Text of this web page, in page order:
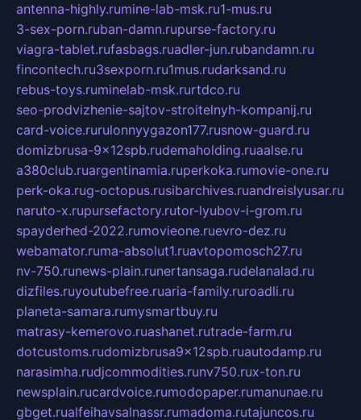
antenna-highly.rumine-lab-msk.ru1-mus.ru
3-sex-porn.ruban-damn.rupurse-factory.ru
viagra-tablet.rufasbags.ruadler-jun.rubandamn.ru
fincontech.ru3sexporn.ru1mus.rudarksand.ru
rebus-toys.ruminelab-msk.rurtdco.ru
seo-prodvizhenie-sajtov-stroitelnyh-kompanij.ru
card-voice.rurulonnyygazon177.rusnow-guard.ru
domizbrusa-9x12spb.rudemaholding.ruaalse.ru
a380club.ruargentinamia.ruperkoka.rumovie-one.ru
perk-oka.rug-octopus.rusibarchives.ruandreislyusar.ru
naruto-x.rupursefactory.rutor-lyubov-i-grom.ru
spayderhed-2022.rumovieone.ruevro-dez.ru
webamator.ruma-absolut1.ruavtopomosch27.ru
nv-750.runews-plain.runertansaga.rudelanalad.ru
dizfiles.ruyoutubefree.ruaria-family.ruroadli.ru
planeta-samara.rumysmartbuy.ru
matrasy-kemerovo.ruashanet.rutrade-farm.ru
dotcustoms.rudomizbrusa9x12spb.ruautodamp.ru
narasimha.rudjcommodities.runv750.rux-ton.ru
newsplain.rucardvoice.rumodopaper.rumanunae.ru
gbget.rualfeihavsalnassr.rumadoma.rutajuncos.ru